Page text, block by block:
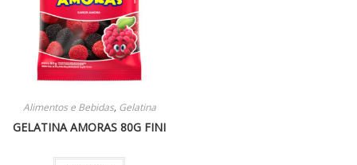
Alimentos e Bebidas, Gelatina
GELATINA AMORAS 80G FINI